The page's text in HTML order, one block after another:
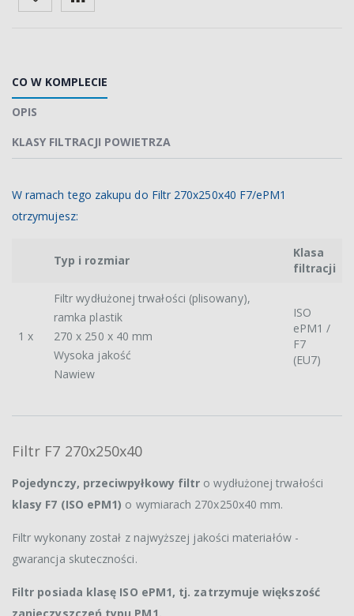
CO W KOMPLECIE
OPIS
KLASY FILTRACJI POWIETRZA
W ramach tego zakupu do Filtr 270x250x40 F7/ePM1
otrzymujesz:
Typ i rozmiar
Klasa
filtracji
1 x
Filtr wydłużonej trwałości (plisowany),
ramka plastik
270 x 250 x 40 mm
Wysoka jakość
Nawiew
ISO
ePM1 /
F7
(EU7)
Filtr F7 270x250x40
Pojedynczy, przeciwpyłkowy filtr o wydłużonej trwałości
klasy F7 (ISO ePM1) o wymiarach 270x250x40 mm.
Filtr wykonany został z najwyższej jakości materiałów -
gwarancja skuteczności.
Filtr posiada klasę ISO ePM1, tj. zatrzymuje większość
zanieczyszczeń typu PM1.